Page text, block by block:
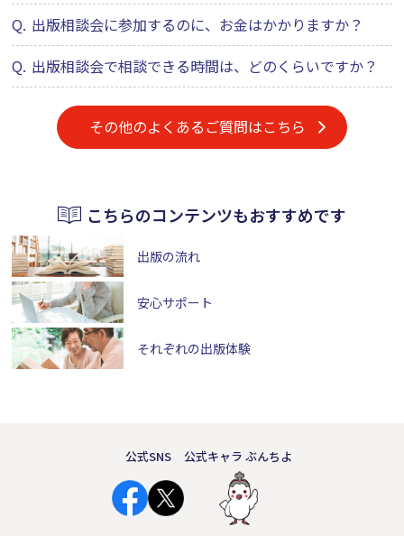
Q. 出版相談会に参加するのに、お金はかかりますか？
Q. 出版相談会で相談できる時間は、どのくらいですか？
その他のよくあるご質問はこちら
こちらのコンテンツもおすすめです
出版の流れ
安心サポート
それぞれの出版体験
公式SNS 公式キャラ ぶんちよ